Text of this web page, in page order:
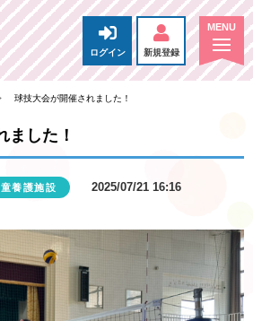
ログイン 新規登録
球技大会が開催されました！
ました！
童養護施設 2025/07/21 16:16